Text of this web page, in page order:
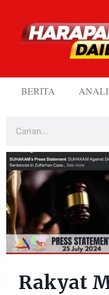
BERITA
Rakyat